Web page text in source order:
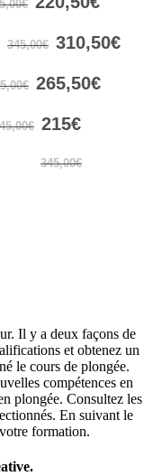
345,00€ 310,50€
265,50€
215€
345,00€
Il y a deux façons de
et obtenez un
le cours de plongée.
compétences en
plongée. Consultez les
En suivant le
formation.